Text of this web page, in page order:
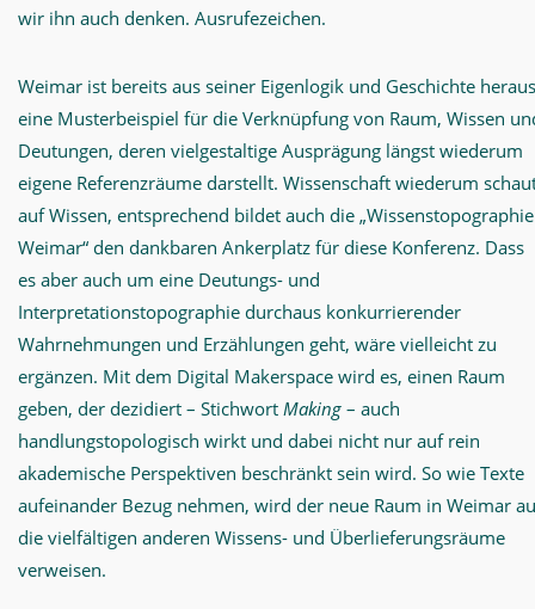
wir ihn auch denken. Ausrufezeichen.
Weimar ist bereits aus seiner Eigenlogik und Geschichte heraus
eine Musterbeispiel für die Verknüpfung von Raum, Wissen
Deutungen, deren vielgestaltige Ausprägung längst wiederum
eigene Referenzräume darstellt. Wissenschaft wiederum
auf Wissen, entsprechend bildet auch die „Wissenstopographie
Weimar“ den dankbaren Ankerplatz für diese Konferenz. Dass
es aber auch um eine Deutungs- und
Interpretationstopographie durchaus konkurrierender
Wahrnehmungen und Erzählungen geht, wäre vielleicht zu
ergänzen. Mit dem Digital Makerspace wird es, einen Raum
geben, der dezidiert – Stichwort Making – auch
handlungstopologisch wirkt und dabei nicht nur auf rein
akademische Perspektiven beschränkt sein wird. So wie Texte
aufeinander Bezug nehmen, wird der neue Raum in Weimar
die vielfältigen anderen Wissens- und Überlieferungsräume
verweisen.